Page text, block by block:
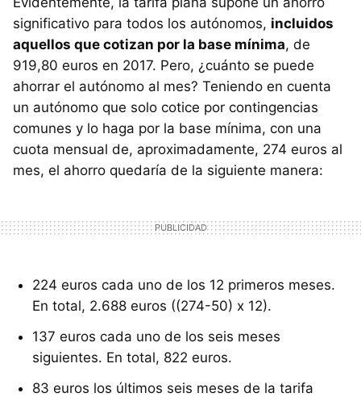
significativo para todos los autónomos, incluidos
aquellos que cotizan por la base mínima, de
919,80 euros en 2017. Pero, ¿cuánto se puede
ahorrar el autónomo al mes? Teniendo en cuenta
un autónomo que solo cotice por contingencias
comunes y lo haga por la base mínima, con una
cuota mensual de, aproximadamente, 274 euros al
mes, el ahorro quedaría de la siguiente manera:
224 euros cada uno de los 12 primeros meses.
En total, 2.688 euros ((274-50) x 12).
137 euros cada uno de los seis meses
siguientes. En total, 822 euros.
83 euros los últimos seis meses de la tarifa